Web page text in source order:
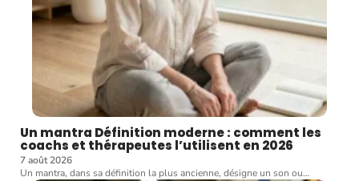
Un mantra Définition moderne : comment les
coachs et thérapeutes l’utilisent en 2026
7 août 2026
Un mantra, dans sa définition la plus ancienne, désigne un son ou…